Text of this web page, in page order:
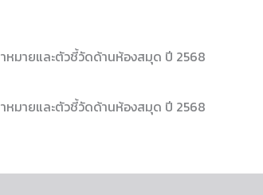
หมายและตัวชี้วัดด้านห้องสมุด ปี 2568
หมายและตัวชี้วัดด้านห้องสมุด ปี 2568